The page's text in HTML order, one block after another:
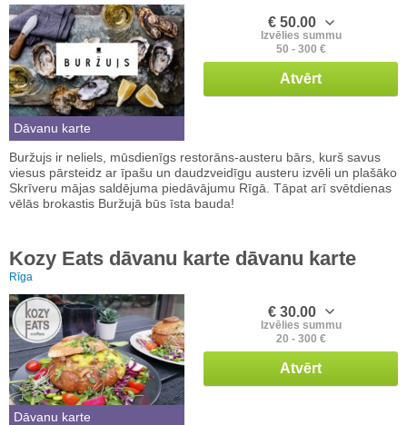
Dāvanu karte
€ 50.00
Izvēlies summu
50 - 300 €
Atvērt
Buržujs ir neliels, mūsdienīgs restorāns-austeru bārs, kurš savus
viesus pārsteidz ar īpašu un daudzveidīgu austeru izvēli un plašāko
Skrīveru mājas saldējuma piedāvājumu Rīgā. Tāpat arī svētdienas
vēlās brokastis Buržujā būs īsta bauda!
Kozy Eats dāvanu karte dāvanu karte
Rīga
Dāvanu karte
€ 30.00
Izvēlies summu
20 - 300 €
Atvērt